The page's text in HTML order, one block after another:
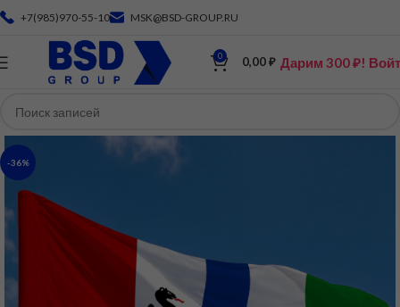
+7(985)970-55-10 MSK@BSD-GROUP.RU
0 0,00₽ Дарим 300 ₽!
-36%